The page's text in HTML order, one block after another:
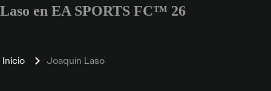
Laso en EA SPORTS FC™ 26
Inicio Joaquín Laso